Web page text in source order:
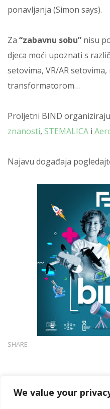
We value your
ponavljanja (Simon says).
Za “zabavnu sobu” nisu
djeca moći upoznati s
setovima, VR/AR
transformatorom…
Proljetni BIND organiziraju
znanosti, STEMALICA i
Najavu događaja
SHARE